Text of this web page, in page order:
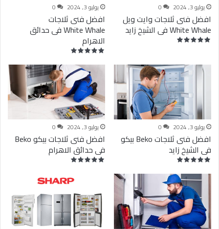
يوليو 3, 2024 0
افضل فنى ثلاجات وايت ويل
White Whale فى الشيخ زايد
يوليو 3, 2024 0
افضل فنى ثلاجات
White Whale فى حدائق
الاهرام
يوليو 3, 2024 0
افضل فنى ثلاجات Beko بيكو
فى الشيخ زايد
يوليو 3, 2024 0
افضل فنى ثلاجات بيكو Beko
فى حدائق الاهرام